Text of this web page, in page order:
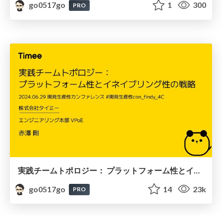
go0517go
PRO 1 300
go0517go
PRO 14 23k